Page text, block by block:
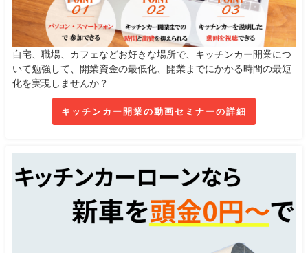
自宅、職場、カフェなどお好きな場所で、キッチンカー開業につ
いて勉強して、開業資金の最低化、開業までにかかる時間の最短
化を実現しませんか？
キッチンカー開業の動画セミナーの詳細